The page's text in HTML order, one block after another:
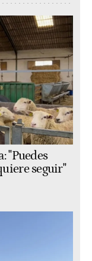
"Puedes
seguir"